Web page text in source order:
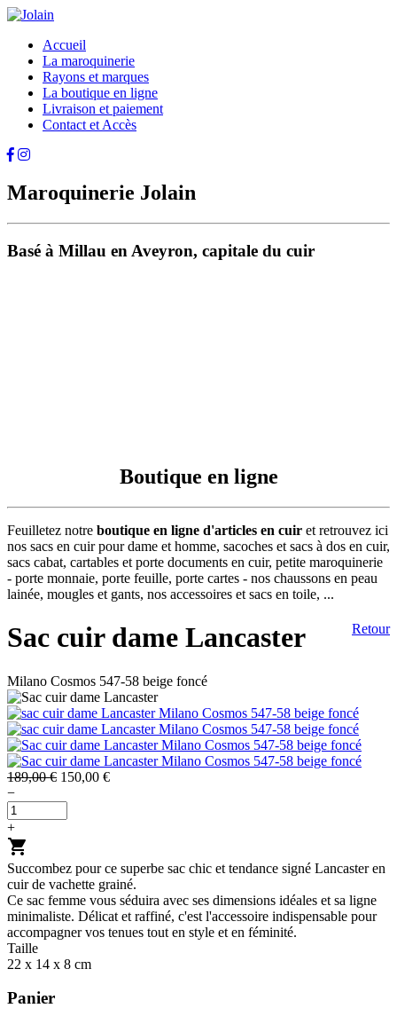
Accueil
La maroquinerie
Rayons et marques
La boutique en ligne
Livraison et paiement
Contact et Accès
Maroquinerie Jolain
Basé à Millau en Aveyron, capitale du cuir
Boutique en ligne
Feuilletez notre boutique en ligne d'articles en cuir et retrouvez ici
nos sacs en cuir pour dame et homme, sacoches et sacs à dos en cuir,
sacs cabat, cartables et porte documents en cuir, petite maroquinerie
- porte monnaie, porte feuille, porte cartes - nos chaussons en peau
lainée, mougles et gants, nos accessoires et sacs en toile, ...
Retour
Sac cuir dame Lancaster
Milano Cosmos 547-58 beige foncé
189,00 € 150,00 €
−
+
shopping_cart
Succombez pour ce superbe sac chic et tendance signé Lancaster en
cuir de vachette grainé.
Ce sac femme vous séduira avec ses dimensions idéales et sa ligne
minimaliste. Délicat et raffiné, c'est l'accessoire indispensable pour
accompagner vos tenues tout en style et en féminité.
Taille
22 x 14 x 8 cm
Panier